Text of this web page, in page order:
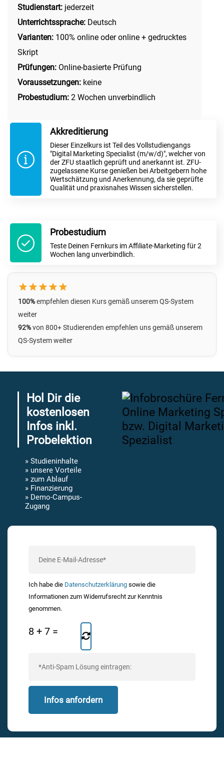
Studienstart: jederzeit
Unterrichtssprache: Deutsch
Varianten: 100% online oder online + gedrucktes
Skript
Prüfungen: Online-basierte Prüfung
Voraussetzungen: keine
Probestudium: 2 Wochen unverbindlich
Akkreditierung
Dieser Einzelkurs ist Teil des Vollstudiengangs
"Digital Marketing Specialist (m/w/d)", welcher von
der ZFU staatlich geprüft und anerkannt ist. ZFU-
zugelassene Kurse genießen bei Arbeitgebern hohe
Wertschätzung und Anerkennung, da sie geprüfte
Qualität und praxisnahes Wissen sicherstellen.
Probestudium
Teste Deinen Fernkurs im Affiliate-Marketing für 2
Wochen lang unverbindlich.
100%empfehlen diesen Kurs gemäß unserem QS-System
weiter
92%von 800+ Studierenden empfehlen unsgemäß unserem
QS-Systemweiter
Hol Dir die
kostenlosen
Infos inkl.
Probelektion
» Studieninhalte
» unsere Vorteile
» zum Ablauf
» Finanzierung
» Demo-Campus-
Zugang
Ich habe die Datenschutzerklärung sowie die
Informationen zum Widerrufsrecht zur Kenntnis
genommen.
8 + 7 =